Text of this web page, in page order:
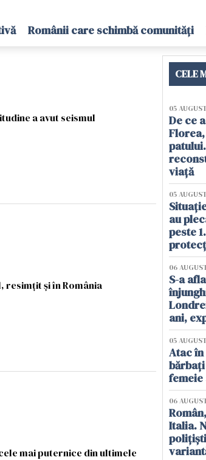
Românii care schimbă comunități
a avut seismul
resimțit și în România
mai puternice din ultimele
CELE
05
De ce
viață
05
au
peste
06
S-a
ani,
05
Atac
femeie
06
Italia.